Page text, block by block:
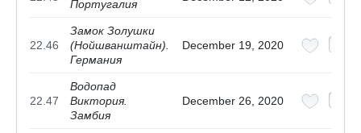
Португалия
22.46
Замок Золушки
(Нойшванштайн).
Германия
December 19, 2020
22.47
Водопад
Виктория.
Замбия
December 26, 2020